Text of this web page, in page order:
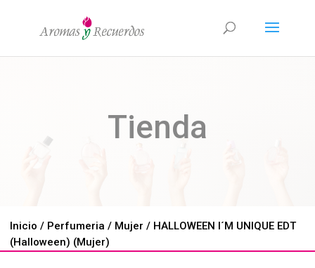
Tienda
Inicio / Perfumeria / Mujer / HALLOWEEN I´M UNIQUE EDT
(Halloween) (Mujer)